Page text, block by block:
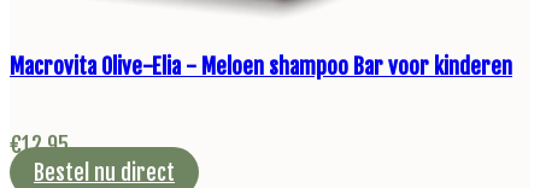
Macrovita Olive-Elia - Meloen shampoo Bar voor kinderen
€12,95
Bestel nu direct